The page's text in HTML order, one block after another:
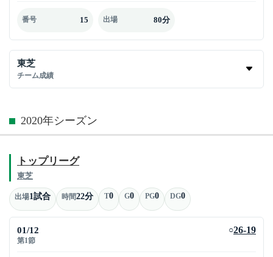
番号 15 出場 80分
東芝
チーム成績
2020年シーズン
トップリーグ
東芝
出場1試合 時間22分 T0 G0 PG0 DG0
01/12
第1節
○26-19